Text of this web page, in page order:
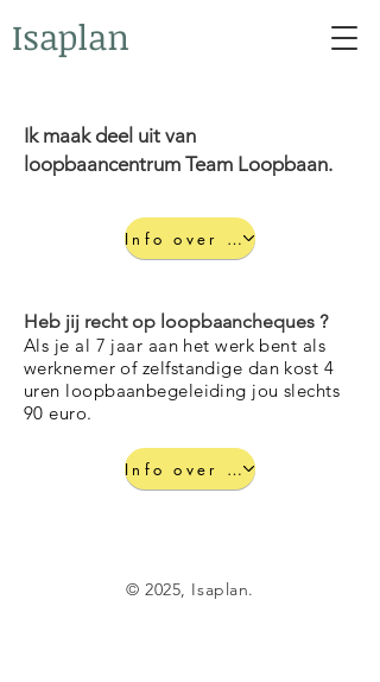
Isaplan
Ik maak deel uit van
loopbaancentrum Team Loopbaan.
Info over Team Loopbaan
Heb jij recht op loopbaancheques ?
Als je al 7 jaar aan het werk bent als
werknemer of zelfstandige dan kost 4
uren loopbaanbegeleiding jou slechts
90 euro.
Info over de VDAB loopbaancheques
© 2025, Isaplan.